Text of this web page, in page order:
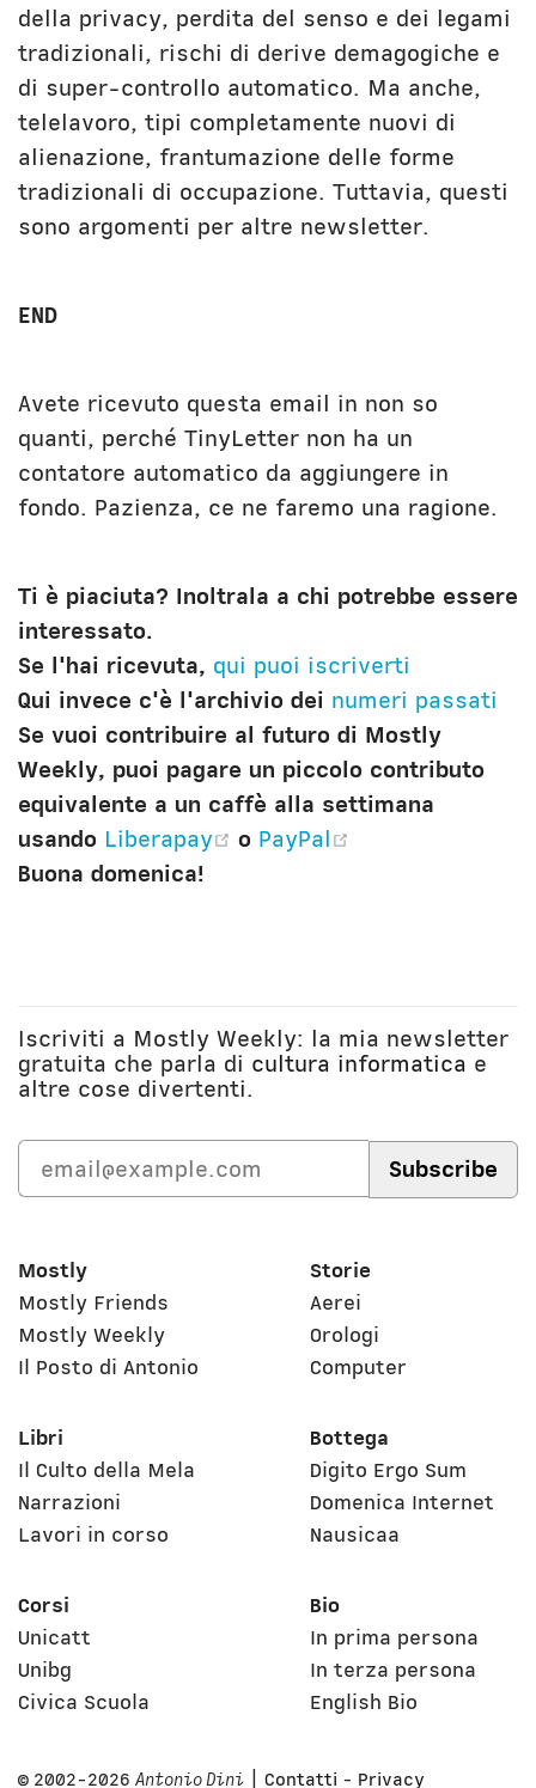
della privacy, perdita del senso e dei legami
tradizionali, rischi di derive demagogiche e
di super-controllo automatico. Ma anche,
telelavoro, tipi completamente nuovi di
alienazione, frantumazione delle forme
tradizionali di occupazione. Tuttavia, questi
sono argomenti per altre newsletter.
END
Avete ricevuto questa email in non so
quanti, perché TinyLetter non ha un
contatore automatico da aggiungere in
fondo. Pazienza, ce ne faremo una ragione.
Ti è piaciuta? Inoltrala a chi potrebbe essere
interessato.
Se l'hai ricevuta, qui puoi iscriverti
Qui invece c'è l'archivio dei numeri passati
Se vuoi contribuire al futuro di Mostly
Weekly, puoi pagare un piccolo contributo
equivalente a un caffè alla settimana
usando Liberapay (opens new window)
o PayPal
Buona domenica!
Iscriviti a Mostly Weekly: la mia newsletter
gratuita che parla di cultura informatica e
altre cose divertenti.
Mostly
Mostly Friends
Mostly Weekly
Il Posto di Antonio
Storie
Aerei
Orologi
Computer
Libri
Il Culto della Mela
Narrazioni
Lavori in corso
Bottega
Digito Ergo Sum
Domenica Internet
Nausicaa
Corsi
Unicatt
Unibg
Civica Scuola
Bio
In prima persona
In terza persona
English Bio
© 2002-2026 Antonio Dini |Contatti - Privacy